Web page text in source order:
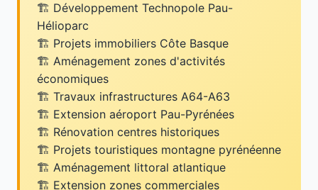
Développement Technopole Pau-
Hélioparc
Projets immobiliers Côte Basque
Aménagement zones d'activités
économiques
Travaux infrastructures A64-A63
Extension aéroport Pau-Pyrénées
Rénovation centres historiques
Projets touristiques montagne pyrénéenne
Aménagement littoral atlantique
Extension zones commerciales